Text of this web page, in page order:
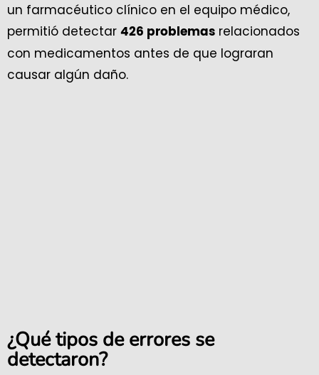
un farmacéutico clínico en el equipo médico,
permitió detectar 426 problemas relacionados
con medicamentos antes de que lograran
causar algún daño.
¿Qué tipos de errores se
detectaron?